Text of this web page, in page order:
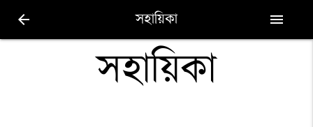
arrow_back সহায়িকা menu
সহায়িকা